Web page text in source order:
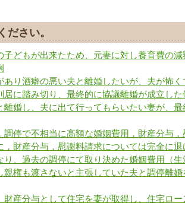
ださい。
どもが出来たため、元妻に対し養育費の
り酒癖の悪い夫と離婚したいが、夫が怖
に踏み切り、最終的に協議離婚が成立した
婚し、夫に出て行ってもらいたい妻が、
停で不相当に高額な婚姻費用，財産分与
財産分与，慰謝料請求については完全に退
、過去の調停にて取り決めた婚姻費用（
権も渡さないと主張していた夫と調停離
産分与として住宅を妻が取得し、住宅ロ